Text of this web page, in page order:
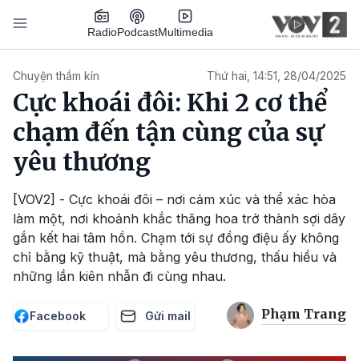
Nhảy đến nội dung
RadioPodcastMultimedia
Chuyện thầm kín Thứ hai, 14:51, 28/04/2025
Cực khoái đôi: Khi 2 cơ thể
chạm đến tận cùng của sự
yêu thương
[VOV2] - Cực khoái đôi – nơi cảm xúc và thể xác hòa
làm một, nơi khoảnh khắc thăng hoa trở thành sợi dây
gắn kết hai tâm hồn. Chạm tới sự đồng điệu ấy không
chỉ bằng kỹ thuật, mà bằng yêu thương, thấu hiểu và
những lần kiên nhẫn đi cùng nhau.
Facebook Gửi mail Phạm Trang